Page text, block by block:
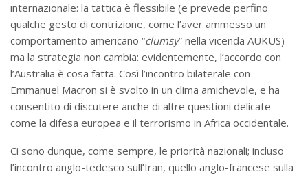
internazionale: la tattica è flessibile (e prevede perfino
qualche gesto di contrizione, come l’aver ammesso un
comportamento americano “clumsy” nella vicenda AUKUS)
ma la strategia non cambia: evidentemente, l’accordo con
l’Australia è cosa fatta. Così l’incontro bilaterale con
Emmanuel Macron si è svolto in un clima amichevole, e ha
consentito di discutere anche di altre questioni delicate
come la difesa europea e il terrorismo in Africa occidentale.
Ci sono dunque, come sempre, le priorità nazionali; incluso
l’incontro anglo-tedesco sull’Iran, quello anglo-francese sulla